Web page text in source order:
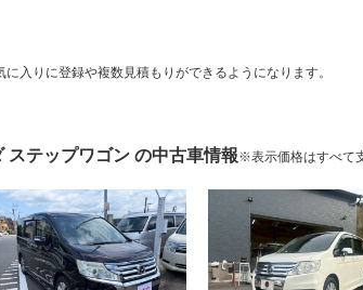
に入りに登録や複数見積もりができるようになります。
ステップワゴン の中古車情報※表示価格はすべて